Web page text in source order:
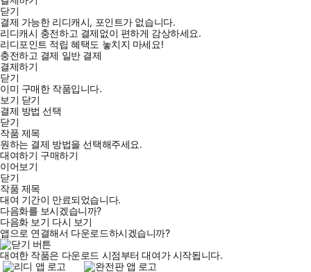
닫기
결제 가능한 리디캐시, 포인트가 없습니다.
리디캐시 충전하고 결제없이 편하게 감상하세요.
리디포인트 적립 혜택도 놓치지 마세요!
충전하고 결제 일반 결제
결제하기
닫기
이미 구매한 작품입니다.
보기 닫기
결제 방법 선택
닫기
작품 제목
원하는 결제 방법을 선택해주세요.
대여하기 구매하기
이어보기
닫기
작품 제목
대여 기간이 만료되었습니다.
다음화를 보시겠습니까?
다음화 보기 다시 보기
앱으로 연결해서 다운로드하시겠습니까?
대여한 작품은 다운로드 시점부터 대여가 시작됩니다.